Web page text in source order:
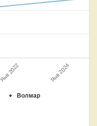
Волмар
Янв 2022 Янв 2024